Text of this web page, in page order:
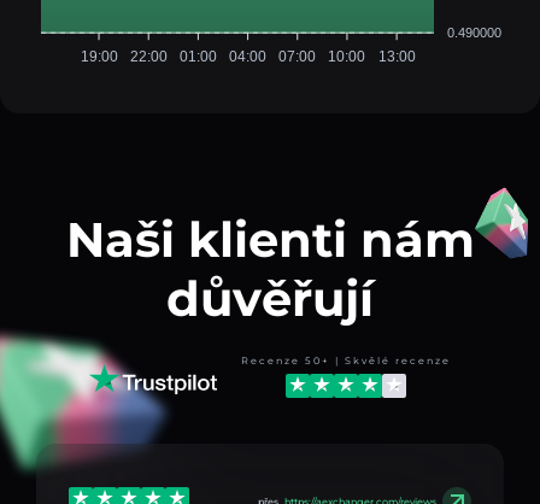
0.490000
19:00 22:00 01:00 04:00 07:00 10:00 13:00
Naši klienti nám
důvěřují
Recenze 50+ | Skvělé recenze
přes https://aexchanger.com/reviews